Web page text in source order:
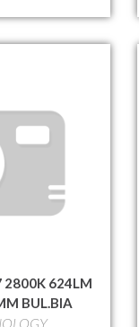
2800K 624LM
BUL.BIA